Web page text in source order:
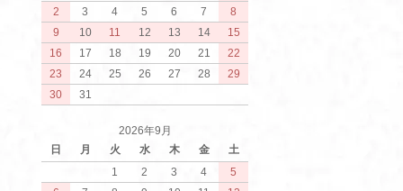
2
3 4 5 6 7
8
9
10 11 12 13 14
15
16
17 18 19 20 21
22
23
24 25 26 27 28
29
30
31
2026年9月
日
月 火 水 木 金
土
1
2 3 4
5